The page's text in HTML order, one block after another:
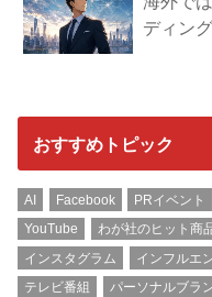
ディング
おすすめトピック
AI Facebook PRイベント
YouTube
わが社のヒット商
インスタグラム
インフルエ
テレビ番組
パーソナルブラ